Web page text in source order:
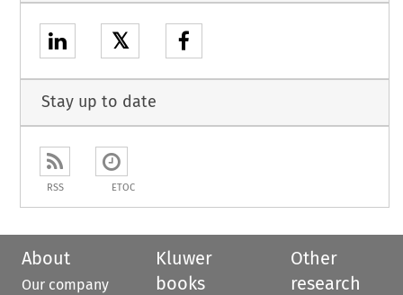
𝕏
Stay up to date
RSS ETOC
About
Our company
Kluwer
books
Other
research